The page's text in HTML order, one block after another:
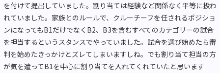
を付けて提出していました。割り当ては経験など関係なく平等に扱わ
れていました。家族とのルールで、クルーチーフを任されるポジショ
ンになってもB1だけでなくB2、B3を含むすべてのカテゴリーの試合
を担当するというスタンスでやっていました。試合を選び始めたら審
判を始めたきっかけとズレてしまいますしね。でも割り当て担当の方
が気を遣ってB1を中心に割り当てを入れてくれていたと思います